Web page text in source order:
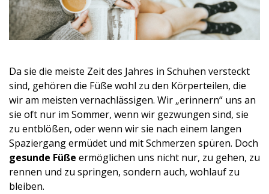
Da sie die meiste Zeit des Jahres in Schuhen versteckt
sind, gehören die Füße wohl zu den Körperteilen, die
wir am meisten vernachlässigen. Wir „erinnern“ uns an
sie oft nur im Sommer, wenn wir gezwungen sind, sie
zu entblößen, oder wenn wir sie nach einem langen
Spaziergang ermüdet und mit Schmerzen spüren. Doch
gesunde Füße ermöglichen uns nicht nur, zu gehen, zu
rennen und zu springen, sondern auch, wohlauf zu
bleiben.